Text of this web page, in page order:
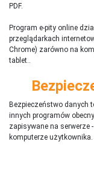
PDF.
Program e-pity online
przeglądarkach
Chrome) zarówno na
tablet..
Bezpieczeństwo danych
innych programów
zapisywane na serwerze
komputerze użytkownika.